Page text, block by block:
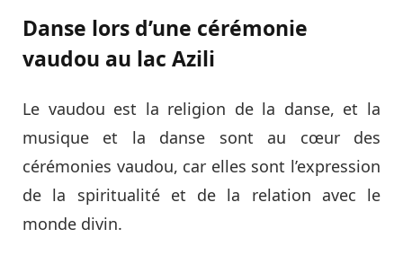
Danse lors d’une cérémonie
vaudou au lac Azili
Le vaudou est la religion de la danse, et la
musique et la danse sont au cœur des
cérémonies vaudou, car elles sont l’expression
de la spiritualité et de la relation avec le
monde divin.